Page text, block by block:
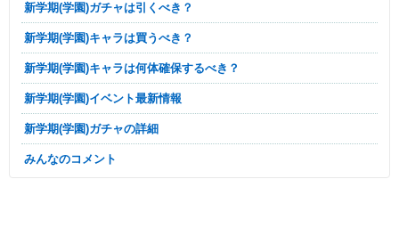
新学期(学園)ガチャは引くべき？
新学期(学園)キャラは買うべき？
新学期(学園)キャラは何体確保するべき？
新学期(学園)イベント最新情報
新学期(学園)ガチャの詳細
みんなのコメント